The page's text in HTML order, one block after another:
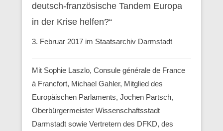
deutsch-französische Tandem Europa
in der Krise helfen?“
3. Februar 2017 im Staatsarchiv Darmstadt
Mit Sophie Laszlo, Consule générale de France
à Francfort, Michael Gahler, Mitglied des
Europäischen Parlaments, Jochen Partsch,
Oberbürgermeister Wissenschaftsstadt
Darmstadt sowie Vertretern des DFKD, des